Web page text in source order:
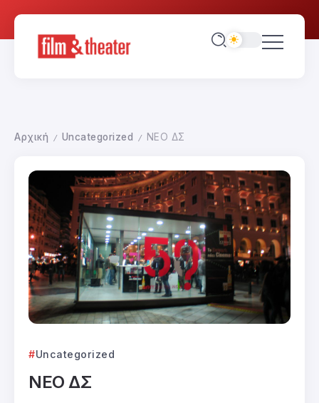
Αρχική / Uncategorized / ΝΕΟ ΔΣ
Uncategorized
ΝΕΟ ΔΣ